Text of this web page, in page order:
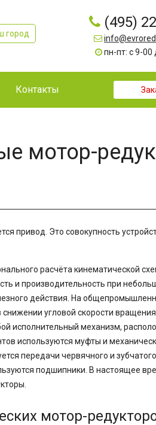
город
(495)
пн-пт: с 9-00
Контакты
мотор-
привод. Это совокупность
расчёта кинематической
и производительность при
действия. На
угловой скорости
исполнительный механизм,
используются муфты и
передачи червячного и
подшипники. В настоящее
мотор-